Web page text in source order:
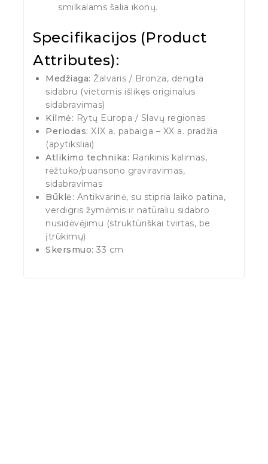
smilkalams šalia ikonų.
Specifikacijos (Product
Attributes):
Medžiaga: Žalvaris / Bronza, dengta
sidabru (vietomis išlikęs originalus
sidabravimas)
Kilmė: Rytų Europa / Slavų regionas
Periodas: XIX a. pabaiga – XX a. pradžia
(apytiksliai)
Atlikimo technika: Rankinis kalimas,
rėžtuko/puansono graviravimas,
sidabravimas
Būklė: Antikvarinė, su stipria laiko patina,
verdigris žymėmis ir natūraliu sidabro
nusidėvėjimu (struktūriškai tvirtas, be
įtrūkimų)
Skersmuo: 33 cm